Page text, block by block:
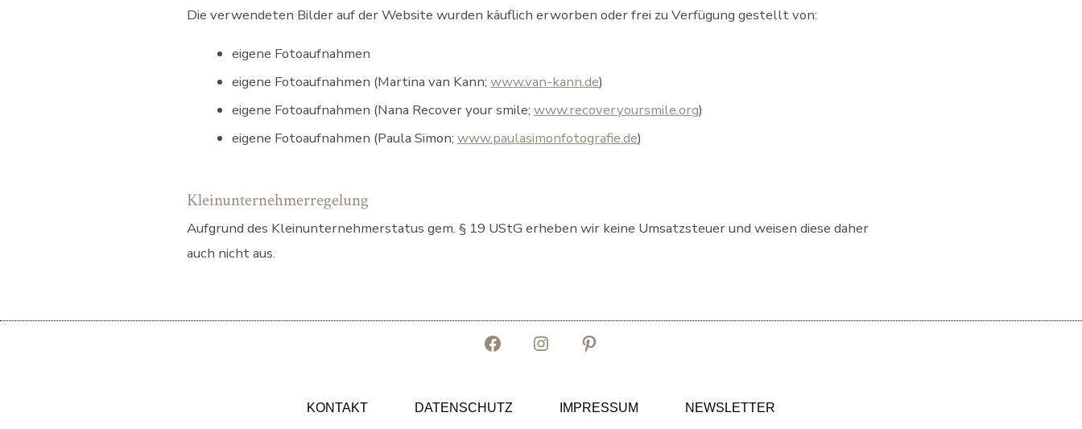
Die verwendeten Bilder auf der Website wurden käuflich erworben oder frei zu Verfügung gestellt von:
eigene Fotoaufnahmen
eigene Fotoaufnahmen (Martina van Kann; www.van-kann.de)
eigene Fotoaufnahmen (Nana Recover your smile; www.recoveryoursmile.org)
eigene Fotoaufnahmen (Paula Simon; www.paulasimonfotografie.de)
Kleinunternehmerregelung
Aufgrund des Kleinunternehmerstatus gem. § 19 UStG erheben wir keine Umsatzsteuer und weisen diese daher
auch nicht aus.
Facebook
neuem
Instagram
neuem neuem
KONTAKT DATENSCHUTZ IMPRESSUM NEWSLETTER